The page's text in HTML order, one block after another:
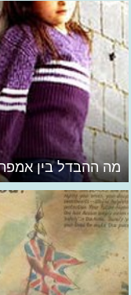
מה ההבדל בין